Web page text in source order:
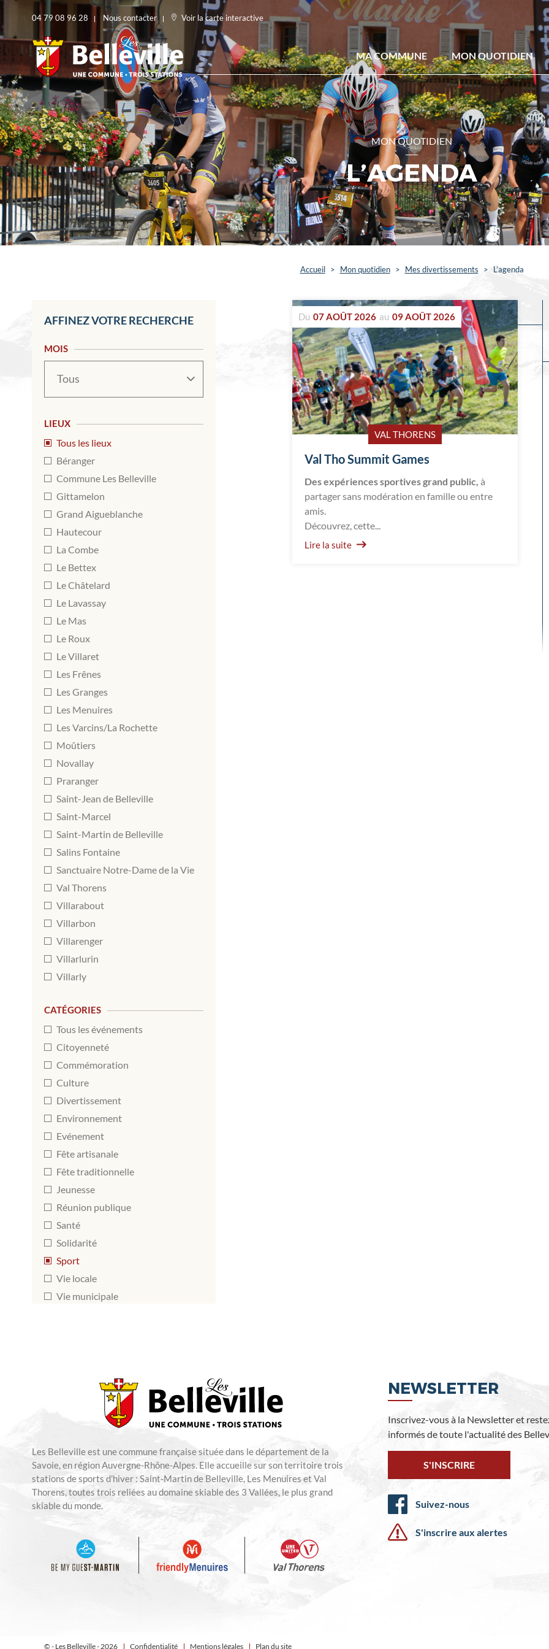
04 79 08 96 28 Nous contacter Voir la carte interactive
MA COMMUNE MON QUOTIDIEN
MON QUOTIDIEN
L’AGENDA
Accueil > Mon quotidien > Mes divertissements > L’agenda
Evénements
à
venir
VAL THORENS
Du 07 AOÛT 2026 au 09 AOÛT 2026
Val Tho Summit Games
Des expériences sportives grand public, à
partager sans modération en famille ou entre
amis.
Découvrez, cette...
Lire la suite
AFFINEZ VOTRE RECHERCHE
MOIS
LIEUX
Tous les lieux
Béranger
Commune Les Belleville
Gittamelon
Grand Aigueblanche
Hautecour
La Combe
Le Bettex
Le Châtelard
Le Lavassay
Le Mas
Le Roux
Le Villaret
Les Frênes
Les Granges
Les Menuires
Les Varcins/La Rochette
Moûtiers
Novallay
Praranger
Saint-Jean de Belleville
Saint-Marcel
Saint-Martin de Belleville
Salins Fontaine
Sanctuaire Notre-Dame de la Vie
Val Thorens
Villarabout
Villarbon
Villarenger
Villarlurin
Villarly
CATÉGORIES
Tous les événements
Citoyenneté
Commémoration
Culture
Divertissement
Environnement
Evénement
Fête artisanale
Fête traditionnelle
Jeunesse
Réunion publique
Santé
Solidarité
Sport
Vie locale
Vie municipale
Les Belleville est une commune française située dans le département de la
Savoie, en région Auvergne-Rhône-Alpes. Elle accueille sur son territoire trois
stations de sports d'hiver : Saint-Martin de Belleville, Les Menuires et Val
Thorens, toutes trois reliées au domaine skiable des 3 Vallées, le plus grand
skiable du monde.
NEWSLETTER
Inscrivez-vous à la Newsletter et
informés de toute l'actualité des
S'INSCRIRE
Suivez-nous
S'inscrire aux alertes
© - Les Belleville - 2026 Confidentialité Mentions légales Plan du site